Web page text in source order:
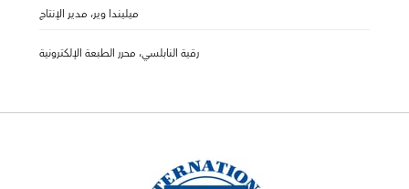
ميليندا وير، مدير الإنتاج
رقية النابلسي، محرر الطبعة الإلكترونية